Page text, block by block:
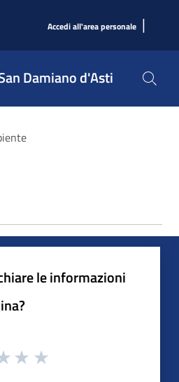
Accedi all'area personale |
Damiano d'Asti
le informazioni